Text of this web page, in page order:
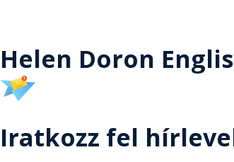
Helen Doron
Iratkozz fel